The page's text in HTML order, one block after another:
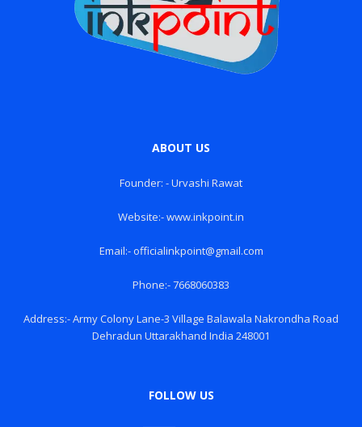
ABOUT US
Founder: - Urvashi Rawat
Website:- www.inkpoint.in
Email:- officialinkpoint@gmail.com
Phone:- 7668060383
Address:- Army Colony Lane-3 Village Balawala Nakrondha Road
Dehradun Uttarakhand India 248001
FOLLOW US